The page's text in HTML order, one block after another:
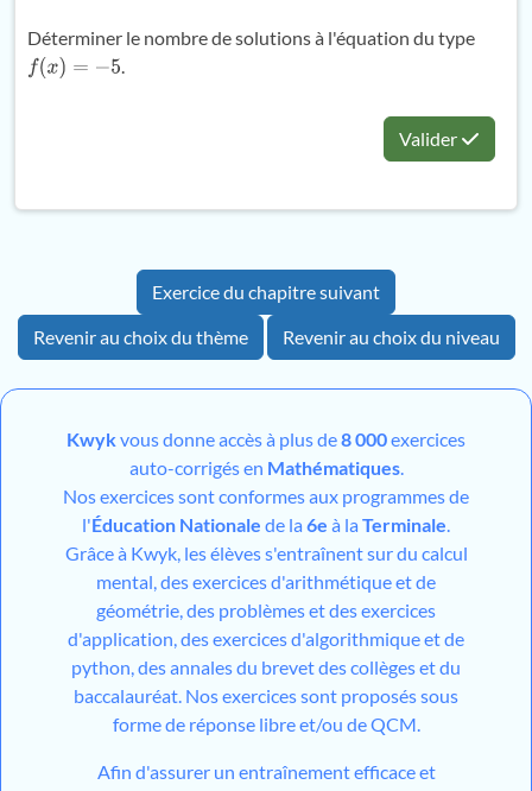
Déterminer le nombre de solutions à l'équation du type
f(x)= −5
Valider
Exercice du chapitre suivant
Revenir au choix du thème
Revenir au choix du niveau
Kwykvous donne accès à plus de8 000exercices
auto-corrigés en Mathématiques.
Nos exercices sont conformes aux programmes de
l'Éducation Nationale de la 6e à la Terminale
Grâce à Kwyk, les élèves s'entraînent sur du calcul
mental, des exercices d'arithmétique et de
géométrie, des problèmes et des exercices
d'application, des exercices d'algorithmique et de
python, des annales du brevet des collèges et du
baccalauréat. Nos exercices sont proposés sous
forme de réponse libre et/ou de QCM.
Afin d'assurer un entraînement efficace et